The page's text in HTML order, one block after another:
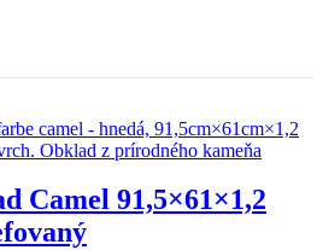
Camel 91,5×61×1,2